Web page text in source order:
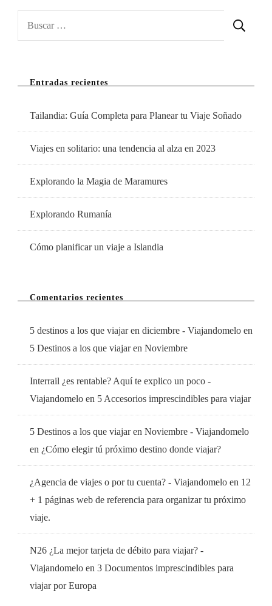
De
Entradas recientes
Tailandia: Guía Completa para Planear tu Viaje Soñado
Viajes en solitario: una tendencia al alza en 2023
Explorando la Magia de Maramures
Explorando Rumanía
Cómo planificar un viaje a Islandia
Comentarios recientes
5 destinos a los que viajar en diciembre - Viajandomelo en
5 Destinos a los que viajar en Noviembre
Interrail ¿es rentable? Aquí te explico un poco -
Viajandomelo en 5 Accesorios imprescindibles para viajar
5 Destinos a los que viajar en Noviembre - Viajandomelo
en ¿Cómo elegir tú próximo destino donde viajar?
¿Agencia de viajes o por tu cuenta? - Viajandomelo en 12
+ 1 páginas web de referencia para organizar tu próximo
viaje.
N26 ¿La mejor tarjeta de débito para viajar? -
Viajandomelo en 3 Documentos imprescindibles para
viajar por Europa